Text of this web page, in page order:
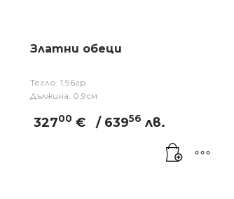
Златни обеци
Тегло: 1,96гр
Дължина: 0,9см
32700 € / 63956 лв.